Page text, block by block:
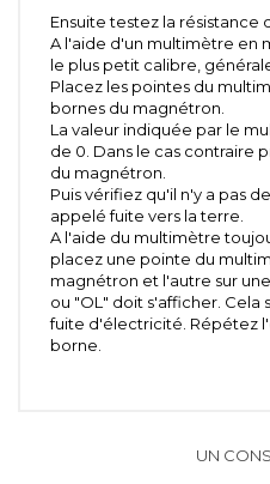
Ensuite testez la résistance
A l'aide d'un multimètre en
le plus petit calibre,
Placez les pointes du
bornes du magnétron.
La valeur indiquée par le
de 0. Dans le cas contraire
du magnétron.
Puis vérifiez qu'il n'y a pas
appelé fuite vers la terre.
A l'aide du multimètre
placez une pointe du
magnétron et l'autre sur
ou "OL" doit s'afficher. Cela
fuite d'électricité. Répétez
borne.
UN